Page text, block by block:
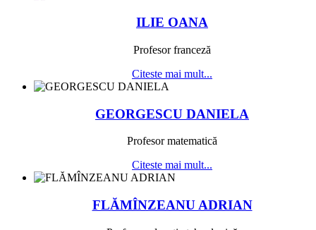
ILIE OANA
Profesor franceză
Citeste mai mult...
GEORGESCU DANIELA
Profesor matematică
Citeste mai mult...
FLĂMÎNZEANU ADRIAN